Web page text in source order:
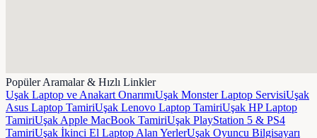
Popüler Aramalar & Hızlı Linkler
Uşak Laptop ve Anakart OnarımıUşak Monster Laptop ServisiUşak
Asus Laptop TamiriUşak Lenovo Laptop TamiriUşak HP Laptop
TamiriUşak Apple MacBook TamiriUşak PlayStation 5 & PS4
TamiriUşak İkinci El Laptop Alan YerlerUşak Oyuncu Bilgisayarı